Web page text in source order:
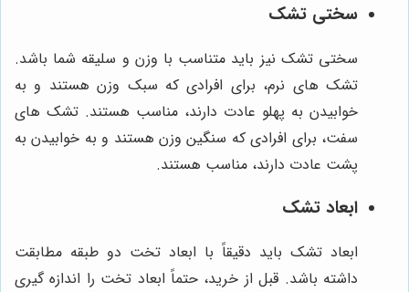
سختی تشک
سختی تشک نیز باید متناسب با وزن و سلیقه شما باشد.
تشک های نرم، برای افرادی که سبک وزن هستند و به
خوابیدن به پهلو عادت دارند، مناسب هستند. تشک های
سفت، برای افرادی که سنگین وزن هستند و به خوابیدن به
پشت عادت دارند، مناسب هستند.
ابعاد تشک
ابعاد تشک باید دقیقاً با ابعاد تخت دو طبقه مطابقت
داشته باشد. قبل از خرید، حتماً ابعاد تخت را اندازه گیری